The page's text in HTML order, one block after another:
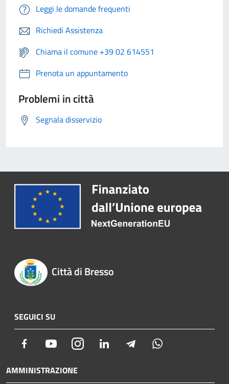
Leggi le domande frequenti
Richiedi Assistenza
Chiama il comune +39 02 614551
Prenota un appuntamento
Problemi in città
Segnala disservizio
Città di Bresso
SEGUICI SU
Facebook YoutubeInstagram LinkedIn Telegram
AMMINISTRAZIONE